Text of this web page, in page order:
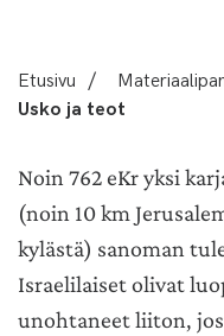
Etusivu /
Usko ja teot
Noin 762 eKr yksi
(noin 10 km
kylästä) sanoman
Israelilaiset olivat
unohtaneet liiton,